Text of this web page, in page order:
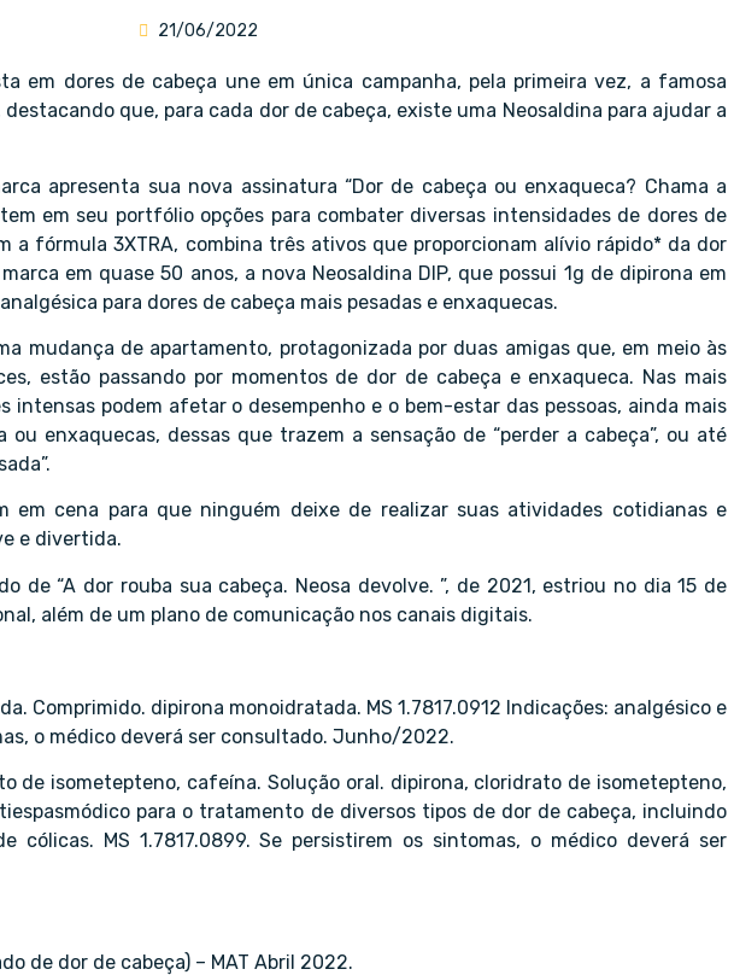
21/06/2022
em dores de cabeça une em única campanha, pela primeira vez, a famosa
destacando que, para cada dor de cabeça, existe uma Neosaldina para ajudar a
apresenta sua nova assinatura “Dor de cabeça ou enxaqueca? Chama a
em seu portfólio opções para combater diversas intensidades de dores de
a fórmula 3XTRA, combina três ativos que proporcionam alívio rápido* da dor
em quase 50 anos, a nova Neosaldina DIP, que possui 1g de dipirona em
para dores de cabeça mais pesadas e enxaquecas.
mudança de apartamento, protagonizada por duas amigas que, em meio às
estão passando por momentos de dor de cabeça e enxaqueca. Nas mais
intensas podem afetar o desempenho e o bem-estar das pessoas, ainda mais
enxaquecas, dessas que trazem a sensação de “perder a cabeça”, ou até
em cena para que ninguém deixe de realizar suas atividades cotidianas e
e divertida.
de “A dor rouba sua cabeça. Neosa devolve. ”, de 2021, estriou no dia 15 de
além de um plano de comunicação nos canais digitais.
Comprimido. dipirona monoidratada. MS 1.7817.0912 Indicações: analgésico e
o médico deverá ser consultado. Junho/2022.
de isometepteno, cafeína. Solução oral. dipirona, cloridrato de isometepteno,
para o tratamento de diversos tipos de dor de cabeça, incluindo
cólicas. MS 1.7817.0899. Se persistirem os sintomas, o médico deverá ser
de dor de cabeça) – MAT Abril 2022.